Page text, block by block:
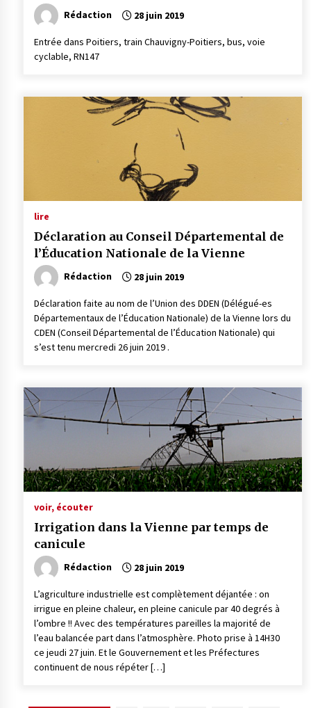
Rédaction 28 juin 2019
Entrée dans Poitiers, train Chauvigny-Poitiers, bus, voie
cyclable, RN147
lire
Déclaration au Conseil Départemental de
l’Éducation Nationale de la Vienne
Rédaction 28 juin 2019
Déclaration faite au nom de l’Union des DDEN (Délégué-es
Départementaux de l’Éducation Nationale) de la Vienne lors du
CDEN (Conseil Départemental de l’Éducation Nationale) qui
s’est tenu mercredi 26 juin 2019 .
voir, écouter
Irrigation dans la Vienne par temps de
canicule
Rédaction 28 juin 2019
L’agriculture industrielle est complètement déjantée : on
irrigue en pleine chaleur, en pleine canicule par 40 degrés à
l’ombre !! Avec des températures pareilles la majorité de
l’eau balancée part dans l’atmosphère. Photo prise à 14H30
ce jeudi 27 juin. Et le Gouvernement et les Préfectures
continuent de nous répéter […]